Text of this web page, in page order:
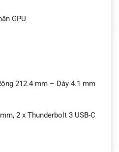
GPU
212.4 mm – Dày 4.1 mm
2 x Thunderbolt 3 USB-C